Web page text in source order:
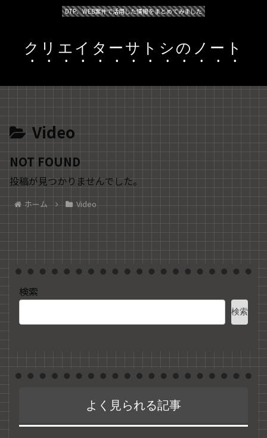
DTP、WEB案件で活用した情報をまとめてみました
クリエイターサトシのノート
Video
NOT FOUND
投稿が見つかりませんでした。
ホーム Video
検索
検索
よく見られる記事